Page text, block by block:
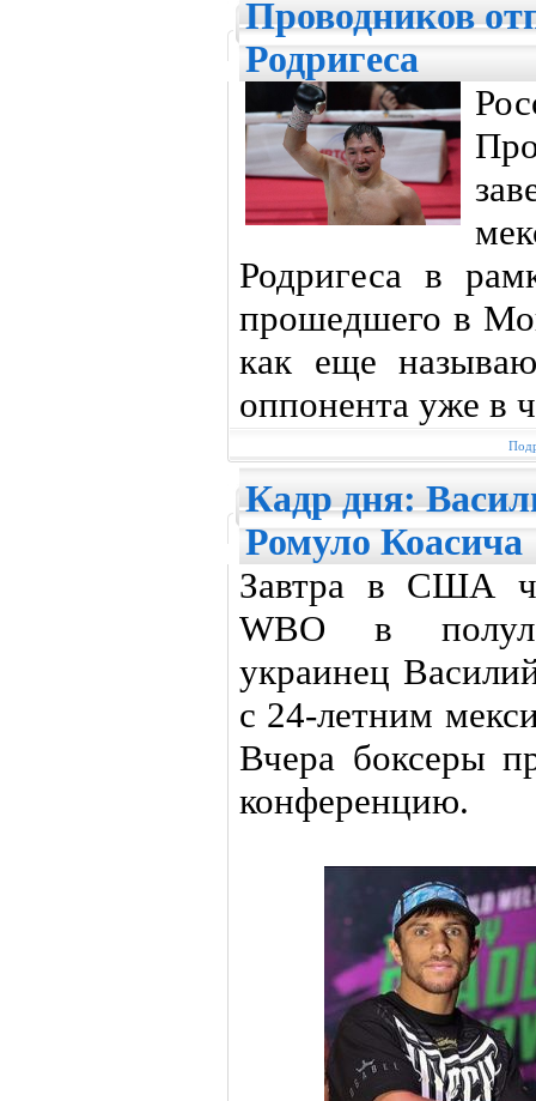
Проводников
Родригеса
Родригеса в
прошедшего в
как еще
оппонента уже в
Кадр дня:
Ромуло Коасича
Завтра в США
WBO в
украинец
с 24-летним
Вчера боксеры
конференцию.